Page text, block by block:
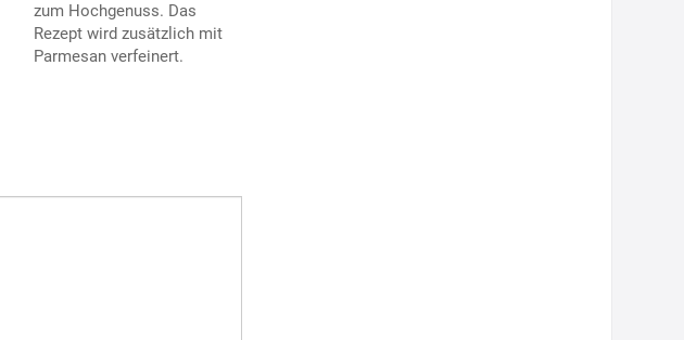
zum Hochgenuss. Das
Rezept wird zusätzlich mit
Parmesan verfeinert.